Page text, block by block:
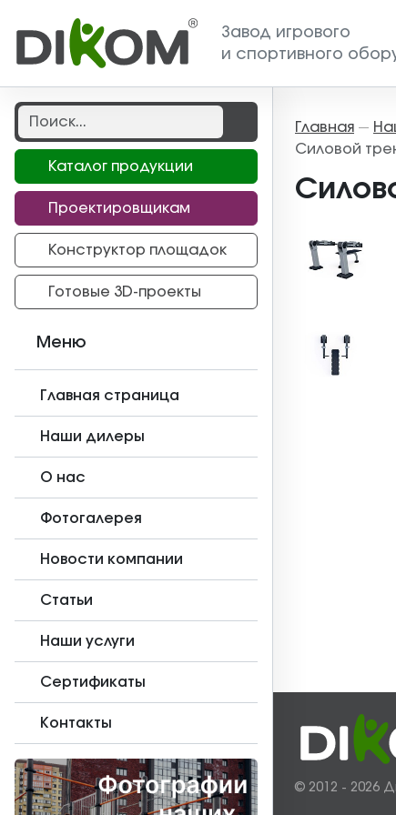
Завод игрового
и спортивного
Каталог продукции
Проектировщикам
Конструктор площадок
Готовые 3D-проекты
Меню
Главная страница
Наши дилеры
О нас
Фотогалерея
Новости компании
Статьи
Наши услуги
Сертификаты
Контакты
Главная —
Силовой
© 2012 - 2026